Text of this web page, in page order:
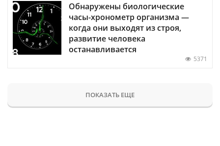
Обнаружены биологические
часы-хронометр организма —
когда они выходят из строя,
развитие человека
останавливается
5371
ПОКАЗАТЬ ЕЩЕ